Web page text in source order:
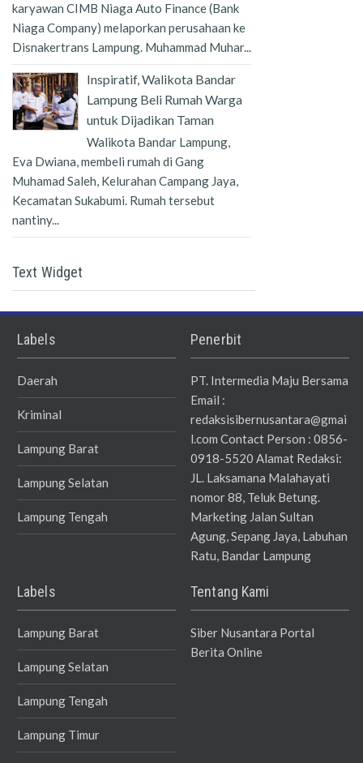
karyawan CIMB Niaga Auto Finance (Bank
Niaga Company) melaporkan perusahaan ke
Disnakertrans Lampung. Muhammad Muhar...
Inspiratif, Walikota Bandar
Lampung Beli Rumah Warga
untuk Dijadikan Taman
Walikota Bandar Lampung,
Eva Dwiana, membeli rumah di Gang
Muhamad Saleh, Kelurahan Campang Jaya,
Kecamatan Sukabumi. Rumah tersebut
nantiny...
Text Widget
Labels
Daerah
Kriminal
Lampung Barat
Lampung Selatan
Lampung Tengah
Penerbit
PT. Intermedia Maju Bersama
Email :
redaksisibernusantara@gmai
l.com Contact Person : 0856-
0918-5520 Alamat Redaksi:
JL. Laksamana Malahayati
nomor 88, Teluk Betung.
Marketing Jalan Sultan
Agung, Sepang Jaya, Labuhan
Ratu, Bandar Lampung
Labels
Lampung Barat
Lampung Selatan
Lampung Tengah
Lampung Timur
Tentang Kami
Siber Nusantara Portal
Berita Online